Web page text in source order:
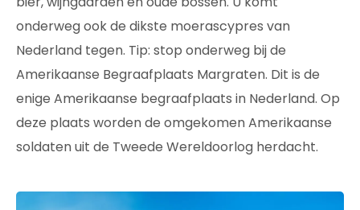
onderweg ook de dikste moerascypres van
Nederland tegen. Tip: stop onderweg bij de
Amerikaanse Begraafplaats Margraten. Dit is de
enige Amerikaanse begraafplaats in Nederland. Op
deze plaats worden de omgekomen Amerikaanse
soldaten uit de Tweede Wereldoorlog herdacht.